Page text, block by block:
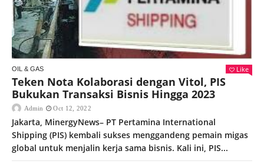
OIL & GAS Like
Teken Nota Kolaborasi dengan Vitol, PIS
Bukukan Transaksi Bisnis Hingga 2023
Admin Oct 12, 2022
Jakarta, MinergyNews– PT Pertamina International
Shipping (PIS) kembali sukses menggandeng pemain migas
global untuk menjalin kerja sama bisnis. Kali ini, PIS...